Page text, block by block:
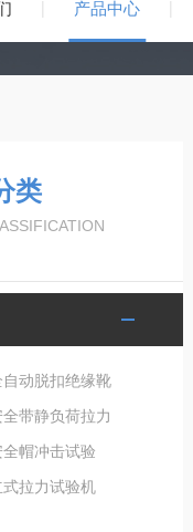
产品中心
类
动脱扣绝缘靴
带静负荷拉力
帽冲击试验
拉力试验机